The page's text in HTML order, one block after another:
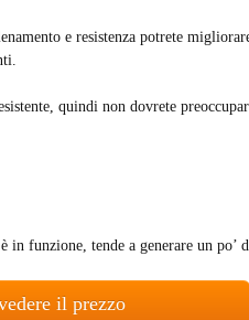
e resistenza potrete
quindi non dovrete
funzione, tende a generare un po’
il prezzo